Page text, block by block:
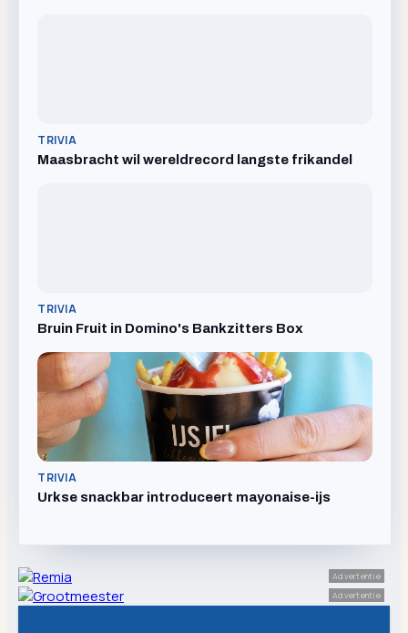
TRIVIA
Maasbracht wil wereldrecord langste frikandel
TRIVIA
Bruin Fruit in Domino's Bankzitters Box
TRIVIA
Urkse snackbar introduceert mayonaise-ijs
Advertentie
Advertentie